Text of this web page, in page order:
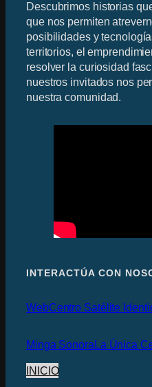
Descubrimos historias
que nos permiten
posibilidades y
territorios, el
resolver la curiosidad
nuestros invitados nos
nuestra comunidad.
INTERACTÚA CON
WebCentro Satélite
Minga SonoraLa Única
INICIO